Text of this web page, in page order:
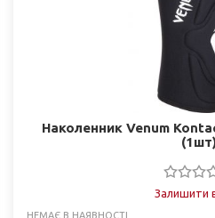
Наколенник Venum
Залишити
НЕМАЄ В НАЯВНОСТІ